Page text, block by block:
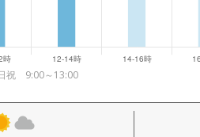
祝 9:00～13:00